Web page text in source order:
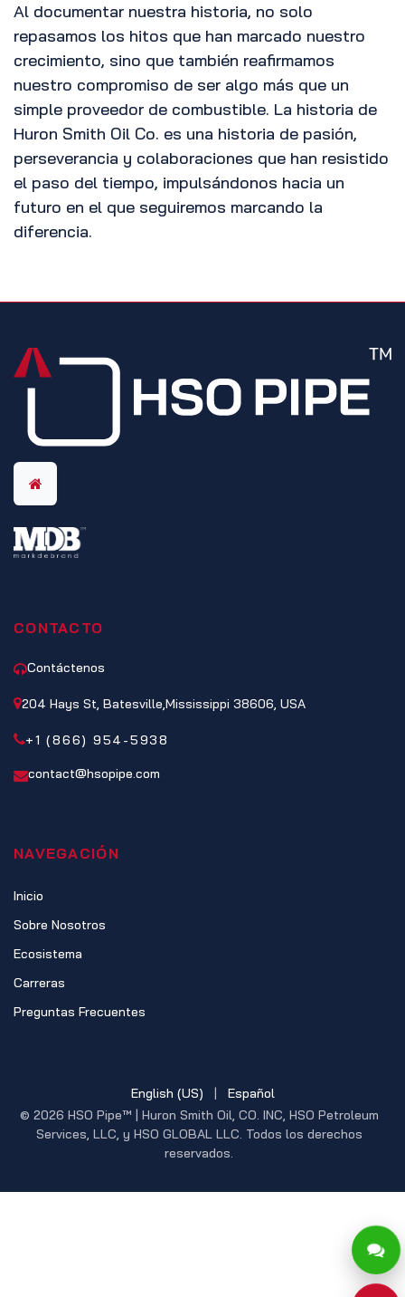
Al documentar nuestra historia, no solo
repasamos los hitos que han marcado nuestro
crecimiento, sino que también reafirmamos
nuestro compromiso de ser algo más que un
simple proveedor de combustible. La historia de
Huron Smith Oil Co. es una historia de pasión,
perseverancia y colaboraciones que han resistido
el paso del tiempo, impulsándonos hacia un
futuro en el que seguiremos marcando la
diferencia.
CONTACTO
Contáctenos
204 Hays St, Batesville,Mississippi 38606, USA
+1 (866) 954-5938
contact@hsopipe.com
NAVEGACIÓN
Inicio
Sobre Nosotros
Ecosistema
Carreras
Preguntas Frecuentes
© 2026 HSO Pipe™ | Huron Smith Oil, CO. INC, HSO Petroleum
Services, LLC, y HSO GLOBAL LLC. Todos los derechos
reservados.
English (US) | Español